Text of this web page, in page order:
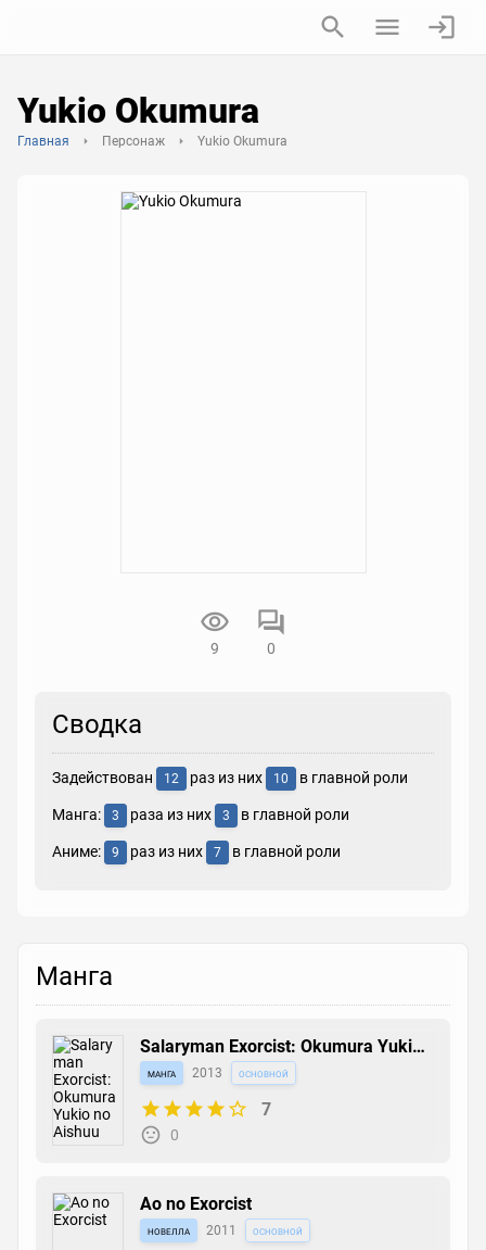
Yukio Okumura
Главная Персонаж Yukio Okumura
9 0
Сводка
Задействован 12 раз из них 10 в главной роли
Манга: 3 раза из них 3 в главной роли
Аниме: 9 раз из них 7 в главной роли
Манга
Salaryman Exorcist: Okumura Yukio
no Aishuu
манга 2013 основной
7
0
Ao no Exorcist
новелла 2011 основной